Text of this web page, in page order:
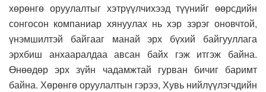
хөрөнгө оруулалтыг хэтрүүлчихээд түүнийг өөрсдийн
сонгосон компаниар хянуулах нь хэр зэрэг оновчтой,
үнэмшилтэй байгааг манай эрх бүхий байгууллага
эрхбиш анхааралдаа авсан байх гэж итгэж байна.
Өнөөдөр эрх зүйн чадамжтай гурван бичиг баримт
байна. Хөрөнгө оруулалтын гэрээ, Хувь нийлүүлэгчдийн